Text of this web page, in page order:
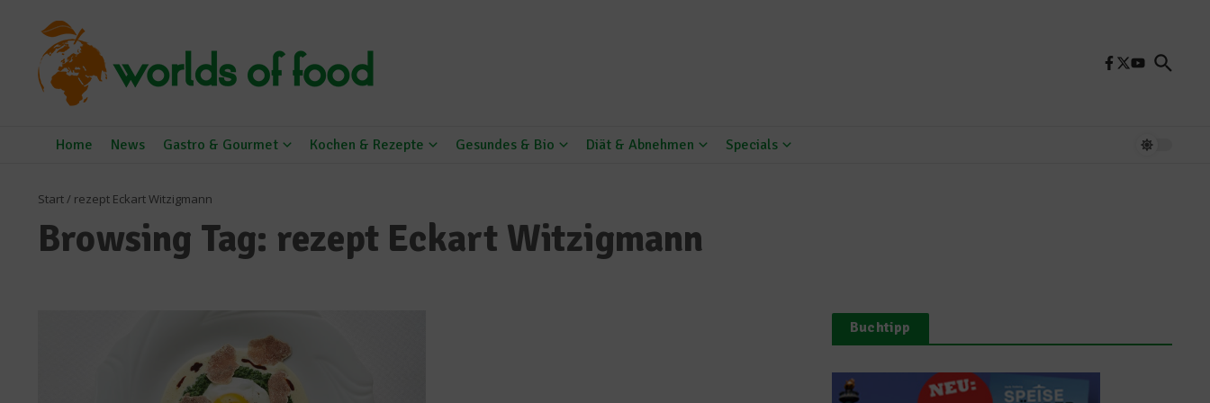
Home News Gastro & Gourmet Kochen & Rezepte Gesundes & Bio Diät & Abnehmen Specials
Start/ rezept Eckart Witzigmann
Browsing Tag: rezept Eckart Witzigmann
Buchtipp